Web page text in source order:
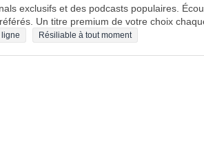
exclusifs et des podcasts populaires.
Un titre premium de votre choix
ligne Résiliable à tout moment